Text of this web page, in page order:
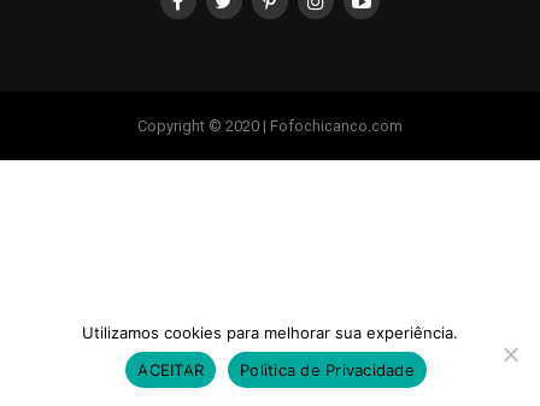
Copyright © 2020 | Fofochicanco.com
Utilizamos cookies para melhorar sua experiência.
ACEITAR
Politica de Privacidade